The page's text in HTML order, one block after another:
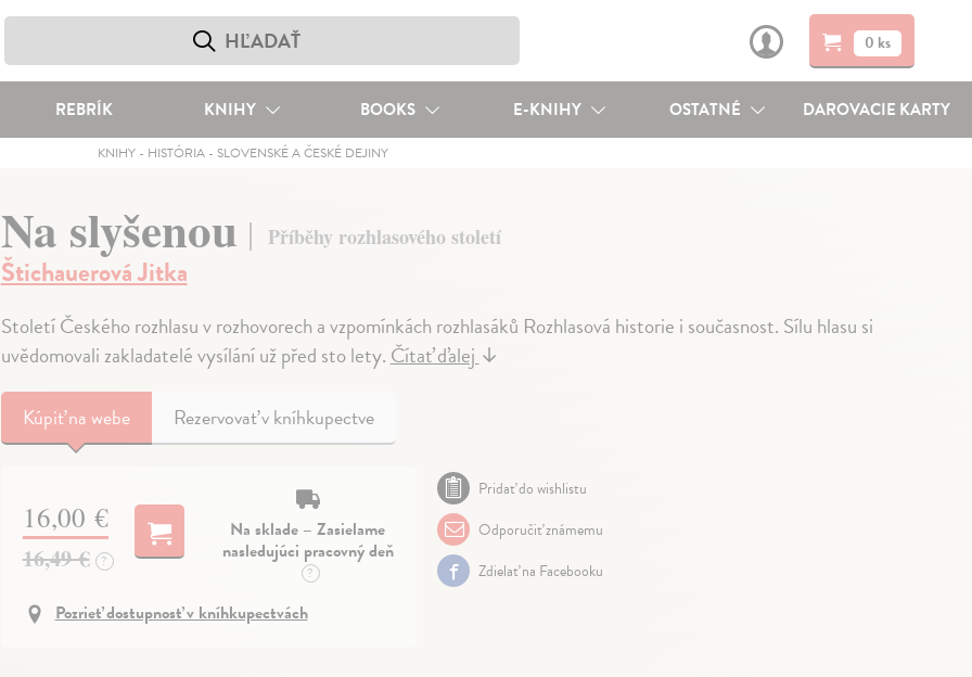
0 ks
REBRÍK KNIHY BOOKS E-KNIHY OSTATNÉ DAROVACIE KARTY
KNIHY- HISTÓRIA- SLOVENSKÉ A ČESKÉ DEJINY
Na slyšenou Příběhy rozhlasového století
Štichauerová Jitka
Století Českého rozhlasu v rozhovorech a vzpomínkách rozhlasáků Rozhlasová historie i současnost. Sílu hlasu si
uvědomovali zakladatelé vysílání už před sto lety.Čítať ďalej↓
Kúpiťna webe Rezervovať v kníhkupectve
16,00 €
16,49 € ?
Na sklade – Zasielame
nasledujúci pracovný deň
?
Pozrieť dostupnosť v kníhkupectvách
Pridať do wishlistu
Odporučiť známemu
Zdielať na Facebooku